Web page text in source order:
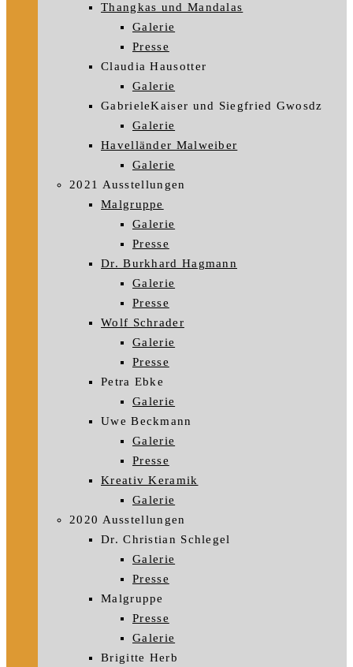
Thangkas und Mandalas
Galerie
Presse
Claudia Hausotter
Galerie
GabrieleKaiser und Siegfried Gwosdz
Galerie
Havelländer Malweiber
Galerie
2021 Ausstellungen
Malgruppe
Galerie
Presse
Dr. Burkhard Hagmann
Galerie
Presse
Wolf Schrader
Galerie
Presse
Petra Ebke
Galerie
Uwe Beckmann
Galerie
Presse
Kreativ Keramik
Galerie
2020 Ausstellungen
Dr. Christian Schlegel
Galerie
Presse
Malgruppe
Presse
Galerie
Brigitte Herb